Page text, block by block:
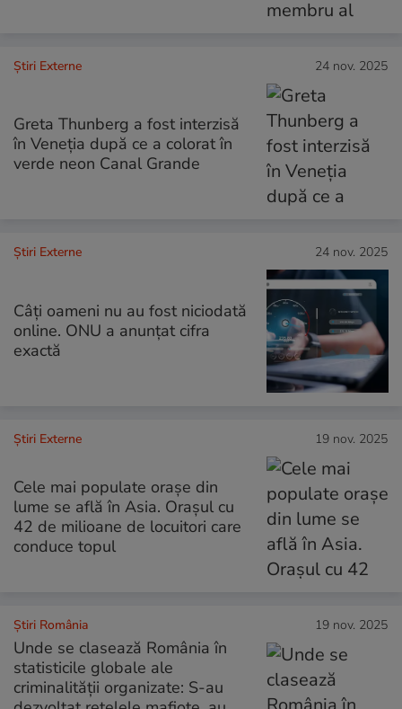
Știri Externe 24 nov. 2025
Greta Thunberg a fost interzisă
în Veneția după ce a colorat în
verde neon Canal Grande
Știri Externe 24 nov. 2025
Câți oameni nu au fost niciodată
online. ONU a anunțat cifra
exactă
Știri Externe 19 nov. 2025
Cele mai populate orașe din
lume se află în Asia. Orașul cu
42 de milioane de locuitori care
conduce topul
Știri România 19 nov. 2025
Unde se clasează România în
statisticile globale ale
criminalității organizate: S-au